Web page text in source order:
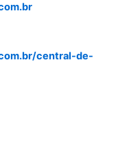
central-de-